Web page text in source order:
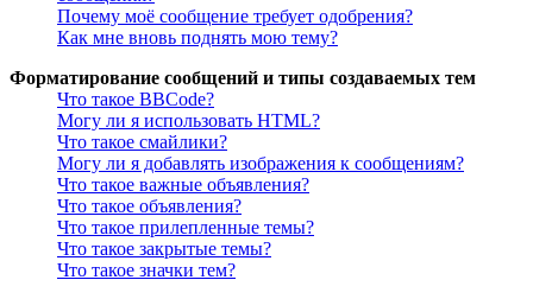
Почему моё сообщение требует одобрения?
Как мне вновь поднять мою тему?
Форматирование сообщений и типы создаваемых тем
Что такое BBCode?
Могу ли я использовать HTML?
Что такое смайлики?
Могу ли я добавлять изображения к сообщениям?
Что такое важные объявления?
Что такое объявления?
Что такое прилепленные темы?
Что такое закрытые темы?
Что такое значки тем?